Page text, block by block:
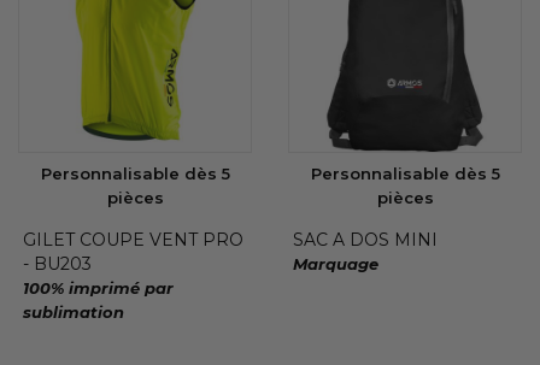
Personnalisable dès 5
pièces
GILET COUPE VENT PRO
- BU203
100% imprimé par
sublimation
Personnalisable dès 5
pièces
SAC A DOS MINI
Marquage